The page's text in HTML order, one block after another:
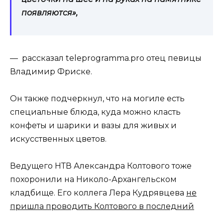
появляются»,
— рассказал teleprogramma.pro отец певицы
Владимир Фриске.
Он также подчеркнул, что на могиле есть
специальные блюда, куда можно класть
конфеты и шарики и вазы для живых и
искусственных цветов.
Ведущего НТВ Александра Колтового тоже
похоронили на Николо-Архангельском
кладбище. Его коллега Лера Кудрявцева не
пришла проводить Колтового в последний